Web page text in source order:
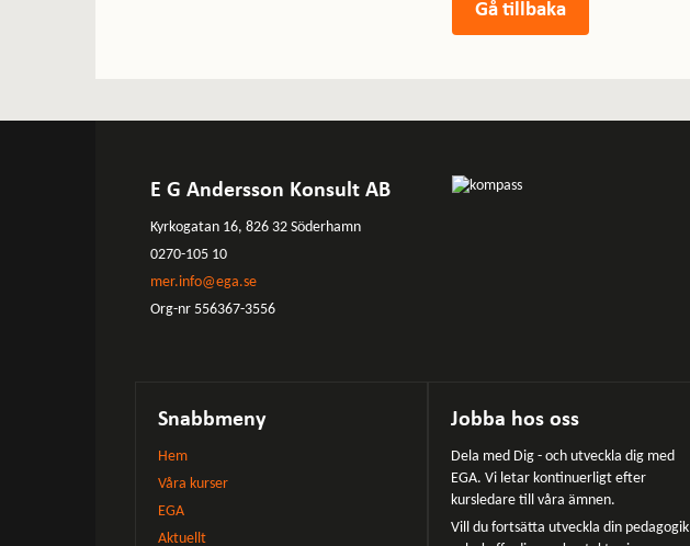
E G Andersson Konsult AB
Kyrkogatan 16, 826 32 Söderhamn
0270-105 10
mer.info@ega.se
Org-nr 556367-3556
Snabbmeny
Hem
Våra kurser
EGA
Aktuellt
Jobba hos oss
Dela med Dig - och utveckla dig med
EGA. Vi letar kontinuerligt efter
kursledare till våra ämnen.
Vill du fortsätta utveckla din pedagogik